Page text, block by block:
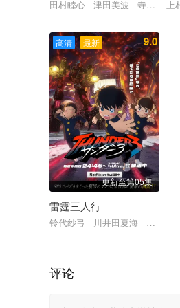
田村睦心 津田美波 寺泽百花
最新
高清 9.0
更新至第05集
雷霆三人行
铃代纱弓 川井田夏海 秋山
评论